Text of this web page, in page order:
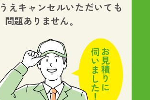
えキャンセルいただいても
問題ありません。